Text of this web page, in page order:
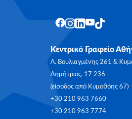
Κεντρικό Γραφείο
Λ. Βουλιαγμένης 261
Δημήτριος, 17 236
(είσοδος από Κυμοθόης 67)
+30 210 963 7660
+30 210 963 7774